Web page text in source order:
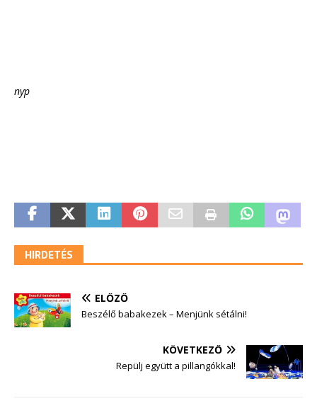
nyp
HIRDETÉS
ELŐZŐ
Beszélő babakezek – Menjünk sétálni!
KÖVETKEZŐ
Repülj együtt a pillangókkal!